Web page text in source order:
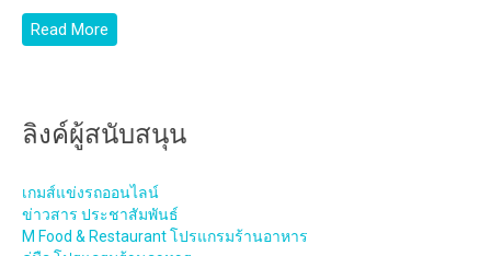
Read More
ลิงค์ผู้สนับสนุน
เกมส์แข่งรถออนไลน์
ข่าวสาร ประชาสัมพันธ์
M Food & Restaurant โปรแกรมร้านอาหาร